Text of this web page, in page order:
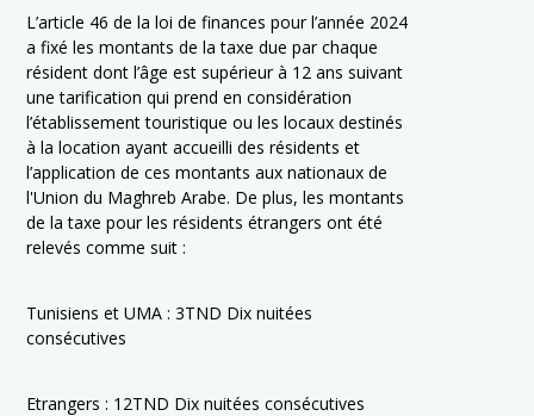
L’article 46 de la loi de finances pour l’année 2024
a fixé les montants de la taxe due par chaque
résident dont l’âge est supérieur à 12 ans suivant
une tarification qui prend en considération
l’établissement touristique ou les locaux destinés
à la location ayant accueilli des résidents et
l’application de ces montants aux nationaux de
l'Union du Maghreb Arabe. De plus, les montants
de la taxe pour les résidents étrangers ont été
relevés comme suit :
Tunisiens et UMA : 3TND Dix nuitées
consécutives
Etrangers : 12TND Dix nuitées consécutives